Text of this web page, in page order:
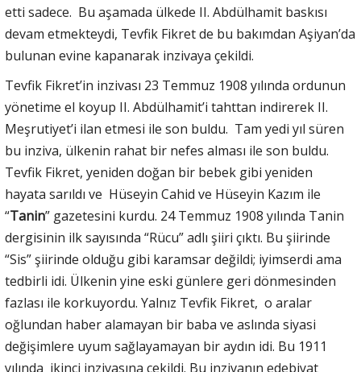
etti sadece. Bu aşamada ülkede II. Abdülhamit baskısı
devam etmekteydi, Tevfik Fikret de bu bakımdan Aşiyan’da
bulunan evine kapanarak inzivaya çekildi.
Tevfik Fikret’in inzivası 23 Temmuz 1908 yılında ordunun
yönetime el koyup II. Abdülhamit’i tahttan indirerek II.
Meşrutiyet’i ilan etmesi ile son buldu. Tam yedi yıl süren
bu inziva, ülkenin rahat bir nefes alması ile son buldu.
Tevfik Fikret, yeniden doğan bir bebek gibi yeniden
hayata sarıldı ve Hüseyin Cahid ve Hüseyin Kazım ile
“Tanin” gazetesini kurdu. 24 Temmuz 1908 yılında Tanin
dergisinin ilk sayısında “Rücu” adlı şiiri çıktı. Bu şiirinde
“Sis” şiirinde olduğu gibi karamsar değildi; iyimserdi ama
tedbirli idi. Ülkenin yine eski günlere geri dönmesinden
fazlası ile korkuyordu. Yalnız Tevfik Fikret, o aralar
oğlundan haber alamayan bir baba ve aslında siyasi
değişimlere uyum sağlayamayan bir aydın idi. Bu 1911
yılında ikinci inzivasına çekildi. Bu inzivanın edebiyat